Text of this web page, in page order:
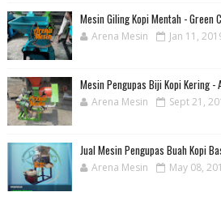
Mesin Giling Kopi Mentah - Green
Arena Mesin Jan 11,
Mesin Pengupas Biji Kopi Kering -
Arena Mesin Sept 21,
Jual Mesin Pengupas Buah Kopi
Arena Mesin May 08,